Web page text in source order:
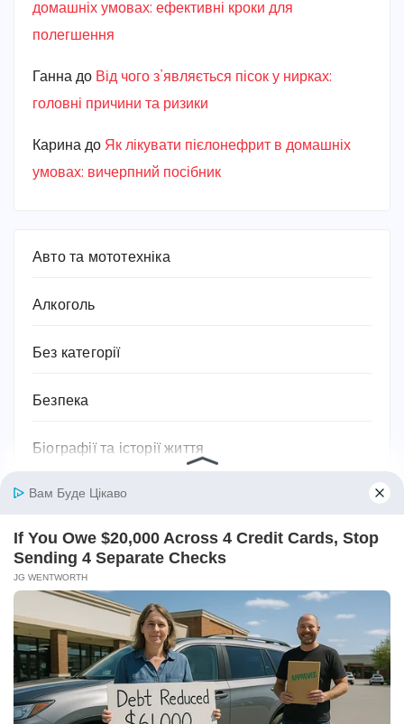
домашніх умовах: ефективні кроки для
полегшення
Ганна до Від чого з’являється пісок у нирках:
головні причини та ризики
Карина до Як лікувати пієлонефрит в домашніх
умовах: вичерпний посібник
Авто та мототехніка
Алкоголь
Без категорії
Безпека
Біографії та історії життя
Бодибілдинг
Будівництво та ремонт
Ванна кімната
Відносини
Відпочинок